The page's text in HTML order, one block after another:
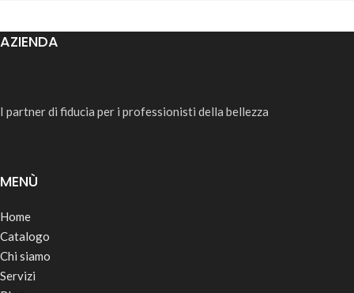
AZIENDA
I partner di fiducia per i professionisti della bellezza
MENÙ
Home
Catalogo
Chi siamo
Servizi